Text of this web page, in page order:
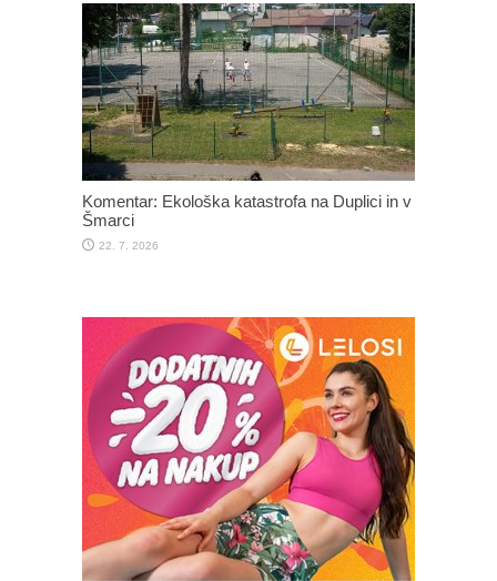
Komentar: Ekološka katastrofa na Duplici in v
Šmarci
22. 7. 2026